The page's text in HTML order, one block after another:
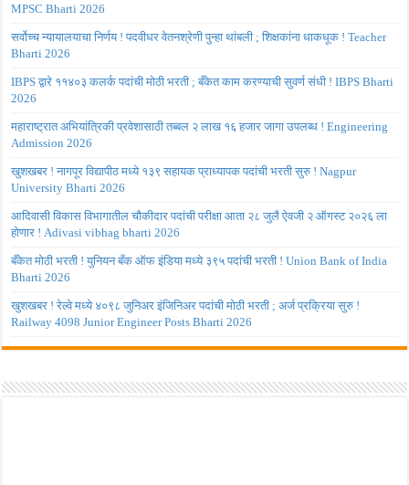
MPSC Bharti 2026
सर्वोच्च न्यायालयाचा निर्णय ! पदवीधर वेतनश्रेणी पुन्हा थांबली ; शिक्षकांना धाकधूक ! Teacher
Bharti 2026
IBPS द्वारे ११४०३ कलर्क पदांची मोठी भरती ; बँकेत काम करण्याची सुवर्ण संधी ! IBPS Bharti
2026
महाराष्ट्रात अभियांत्रिकी प्रवेशासाठी तब्बल २ लाख १६ हजार जागा उपलब्ध ! Engineering
Admission 2026
खुशखबर ! नागपूर विद्यापीठ मध्ये १३९ सहायक प्राध्यापक पदांची भरती सुरु ! Nagpur
University Bharti 2026
आदिवासी विकास विभागातील चौकीदार पदांची परीक्षा आता २८ जुलै ऐवजी २ ऑगस्ट २०२६ ला
होणार ! Adivasi vibhag bharti 2026
बँकेत मोठी भरती ! युनियन बँक ऑफ इंडिया मध्ये ३९५ पदांची भरती ! Union Bank of India
Bharti 2026
खुशखबर ! रेल्वे मध्ये ४०९८ जुनिअर इंजिनिअर पदांची मोठी भरती ; अर्ज प्रक्रिया सुरु !
Railway 4098 Junior Engineer Posts Bharti 2026